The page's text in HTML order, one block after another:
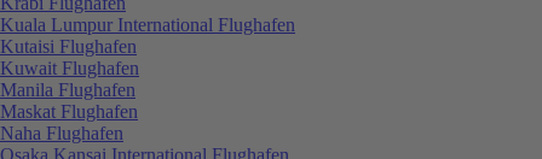
Kuala Lumpur International Flughafen
Kutaisi Flughafen
Kuwait Flughafen
Manila Flughafen
Maskat Flughafen
Naha Flughafen
Osaka Kansai International Flughafen